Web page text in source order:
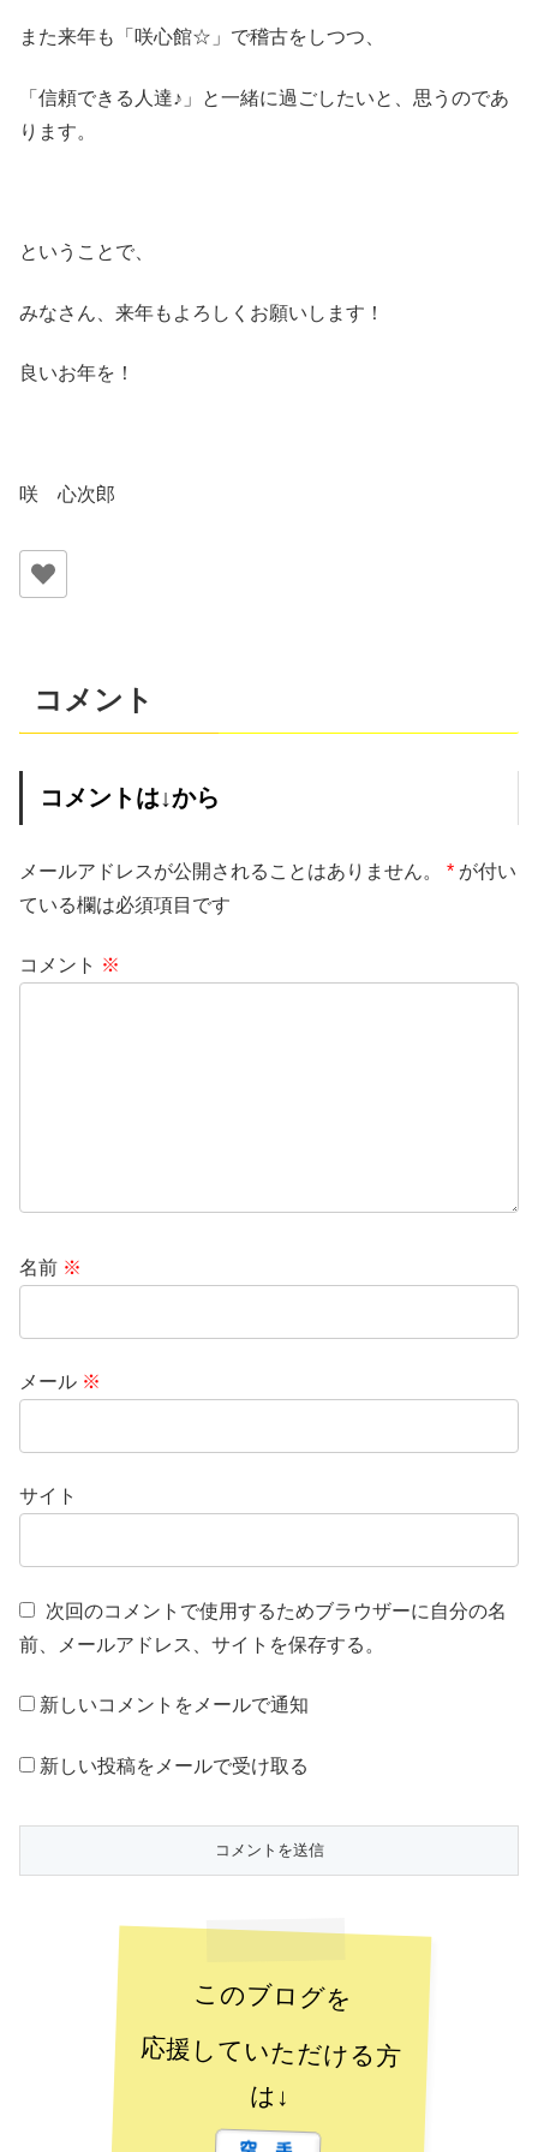
また来年も「咲心館☆」で稽古をしつつ、
「信頼できる人達♪」と一緒に過ごしたいと、思うのであ
ります。
ということで、
みなさん、来年もよろしくお願いします！
良いお年を！
咲 心次郎
コメント
コメントは↓から
メールアドレスが公開されることはありません。 * が付い
ている欄は必須項目です
コメント ※
名前 ※
メール ※
サイト
次回のコメントで使用するためブラウザーに自分の名
前、メールアドレス、サイトを保存する。
新しいコメントをメールで通知
新しい投稿をメールで受け取る
このブログを
応援していただける方
は↓